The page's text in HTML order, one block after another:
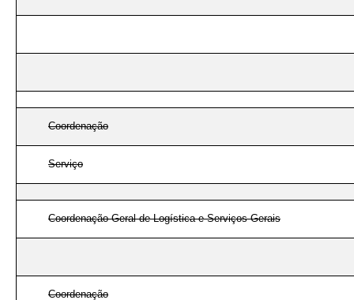
Coordenação
Serviço
Coordenação-Geral de Logística e Serviços Gerais
Coordenação